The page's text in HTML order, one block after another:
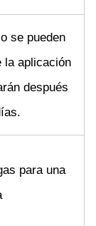
se pueden
la aplicación
después
para una